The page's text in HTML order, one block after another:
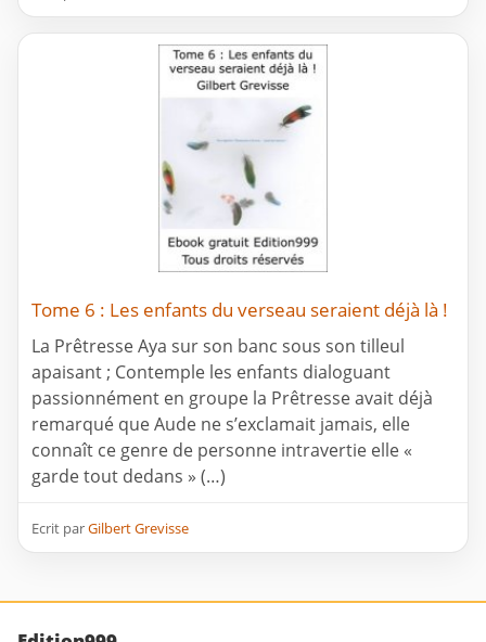
Tome 6 : Les enfants du verseau seraient déjà là !
La Prêtresse Aya sur son banc sous son tilleul
apaisant ; Contemple les enfants dialoguant
passionnément en groupe la Prêtresse avait déjà
remarqué que Aude ne s’exclamait jamais, elle
connaît ce genre de personne intravertie elle «
garde tout dedans » (…)
Ecrit parGilbert Grevisse